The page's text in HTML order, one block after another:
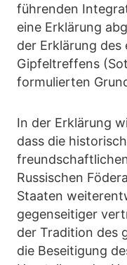
führenden
eine Erklärung
der Erklärung
Gipfeltreffens
formulierten
In der Erklärung
dass die
Russischen
Staaten
gegenseitiger
der Tradition des
die Beseitigung